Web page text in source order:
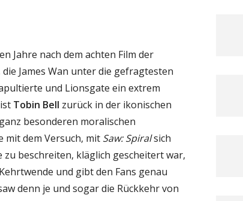
Jahre nach dem achten Film der
James Wan unter die gefragtesten
und Lionsgate ein extrem
Tobin Bell zurück in der ikonischen
besonderen moralischen
mit dem Versuch, mit Saw: Spiralsich
zu beschreiten, kläglich gescheitert war,
und gibt den Fans genau
denn je und sogar die Rückkehr von